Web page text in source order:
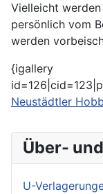
Vielleicht
persönlich vom
werden
{igallery
Neustädtler
Über-
U-